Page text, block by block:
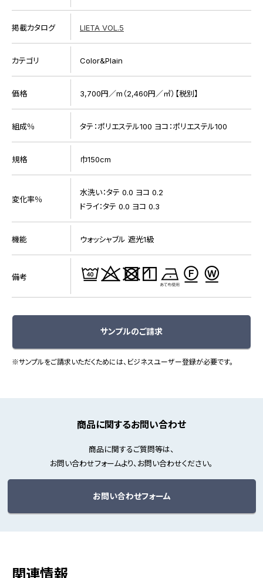
掲載カタログ LIETA VOL.5
カテゴリ Color&Plain
価格 3,700円／m（2,460円／㎡）【税別】
組成％ タテ：ポリエステル100 ヨコ：ポリエステル100
規格 巾150cm
変化率％
水洗い：タテ 0.0 ヨコ 0.2
ドライ：タテ 0.0 ヨコ 0.3
機能 ウォッシャブル 遮光1級
備考
サンプルのご請求
※サンプルをご請求いただくためには、ビジネスユーザー登録が必要です。
商品に関するお問い合わせ
商品に関するご質問等は、
お問い合わせフォームより、お問い合わせください。
お問い合わせフォーム
関連情報